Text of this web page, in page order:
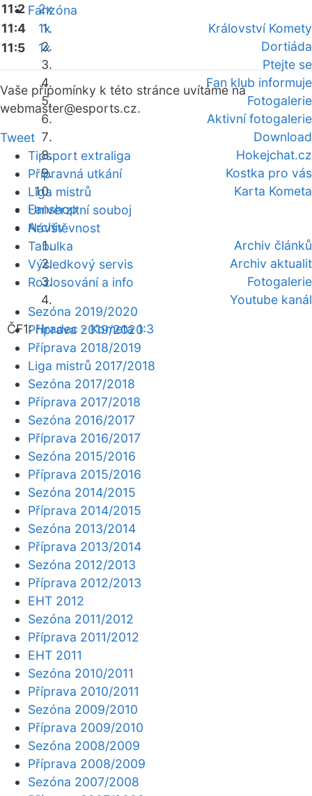
Fanzóna
Království Komety
Dortiáda
Ptejte se
Fan klub informuje
Fotogalerie
Aktivní fotogalerie
Download
Hokejchat.cz
Kostka pro vás
Karta Kometa
Fanshop
Archiv
Archiv článků
Archiv aktualit
Fotogalerie
Youtube kanál
ČF1:Hradec - Kometa 1:3
11:2
2x
11:4
1x
11:5
1x
Vaše připomínky k této stránce uvítáme na
webmaster@esports.cz.
Tweet
Tipsport extraliga
Přípravná utkání
Liga mistrů
Univerzitní souboj
Návštěvnost
Tabulka
Výsledkový servis
Rozlosování a info
Sezóna 2019/2020
Příprava 2019/2020
Příprava 2018/2019
Liga mistrů 2017/2018
Sezóna 2017/2018
Příprava 2017/2018
Sezóna 2016/2017
Příprava 2016/2017
Sezóna 2015/2016
Příprava 2015/2016
Sezóna 2014/2015
Příprava 2014/2015
Sezóna 2013/2014
Příprava 2013/2014
Sezóna 2012/2013
Příprava 2012/2013
EHT 2012
Sezóna 2011/2012
Příprava 2011/2012
EHT 2011
Sezóna 2010/2011
Příprava 2010/2011
Sezóna 2009/2010
Příprava 2009/2010
Sezóna 2008/2009
Příprava 2008/2009
Sezóna 2007/2008